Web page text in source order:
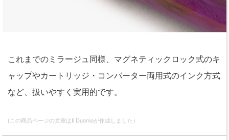
これまでのミラージュ同様、マグネティックロック式のキ
ャップやカートリッジ・コンバーター両用式のインク方式
など、扱いやすく実用的です。
(この商品ページの文章はIl Duomoが作成しました）